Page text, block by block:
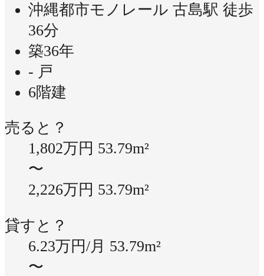
沖縄都市モノレール 古島駅 徒歩
36分
築36年
- 戸
6階建
売ると？
1,802万円 53.79m²
〜
2,226万円 53.79m²
貸すと？
6.23万円/月 53.79m²
〜